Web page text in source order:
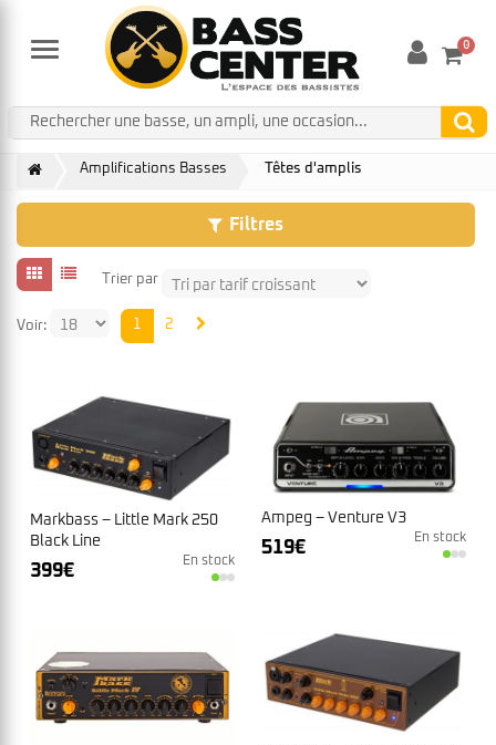
Menu 0
Amplifications Basses Têtes d'amplis
Filtres
Trier par
Voir: 2
Markbass – Little Mark 250
Black Line
399€ En stock
Ampeg – Venture V3
519€ En stock